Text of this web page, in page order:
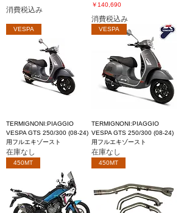
消費税込み
価格
￥140,690
消費税込み
VESPA
TERMIGNONI:PIAGGIO
VESPA GTS 250/300 (08-24)
用フルエキゾースト
在庫なし
VESPA
TERMIGNONI:PIAGGIO
VESPA GTS 250/300 (08-24)
用フルエキゾースト
在庫なし
450MT 450MT